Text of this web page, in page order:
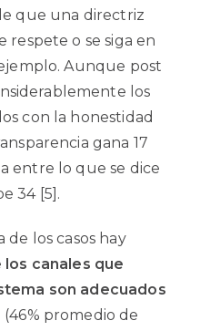
que una directriz
respete o se siga en
Aunque post
los
con la honestidad
gana 17
entre lo que se dice
34 [5].
de los casos hay
los canales que
son adecuados
promedio de